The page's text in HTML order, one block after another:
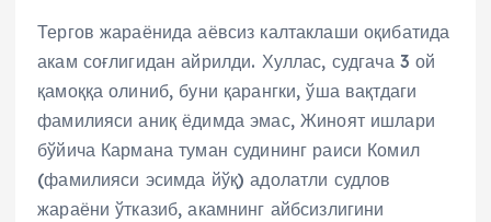
Тергов жараёнида аёвсиз калтаклаши оқибатида
акам соғлигидан айрилди. Хуллас, судгача 3 ой
қамоққа олиниб, буни қарангки, ўша вақтдаги
фамилияси аниқ ёдимда эмас, Жиноят ишлари
бўйича Кармана туман судининг раиси Комил
(фамилияси эсимда йўқ) адолатли судлов
жараёни ўтказиб, акамнинг айбсизлигини